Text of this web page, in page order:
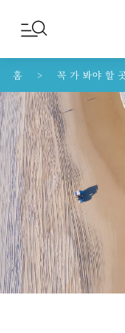
콘텐트로 건너뛰기
꼬리말 내비게이션으로
홈 꼭 가 봐야 할